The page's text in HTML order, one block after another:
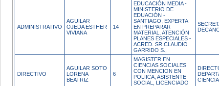
ADMINISTRATIVO
AGUILAR
OJEDA ESTHER
VIVIANA
14
EDUCACIÓN MEDIA -
MINISTERIO DE
EDUACIÓN -
SANTIAGO, EXPERTA
EN PREPARAR
MATERIAL, ATENCIÓN
PLANES ESPECIALES -
ACRED. SR CLAUDIO
GARRIDO S.,
DIRECTIVO
AGUILAR SOTO
LORENA
BEATRIZ
6
MAGISTER EN
CIENCIAS SOCIALES
CON MENCION EN
POLIICA, ASISTENTE
SOCIAL, LICENCIADO